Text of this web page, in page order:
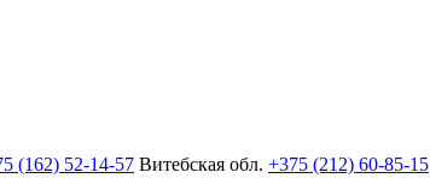
(162) 52-14-57 Витебская обл. +375 (212) 60-85-15